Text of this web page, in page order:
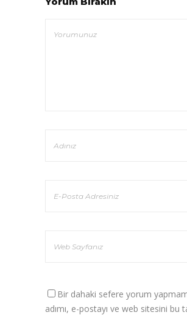
Bir dahaki sefere yorum
adımı, e-postayı ve web sitesini bu